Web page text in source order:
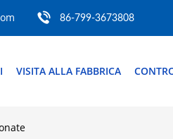
86-799-3673808
VISITA ALLA FABBRICA